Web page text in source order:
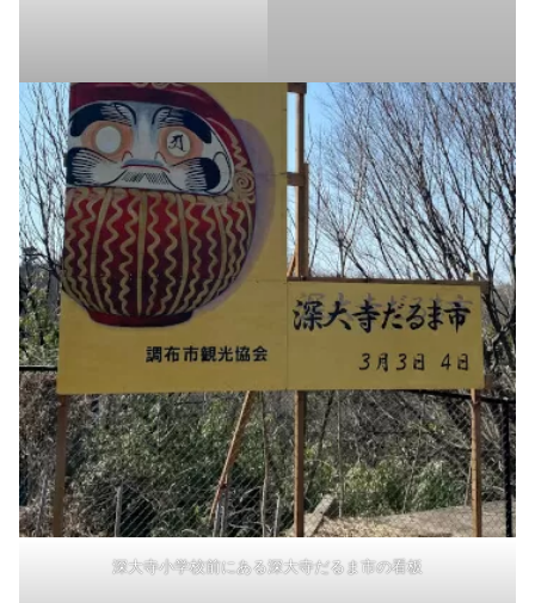
深大寺小学校前にある深大寺だるま市の看板